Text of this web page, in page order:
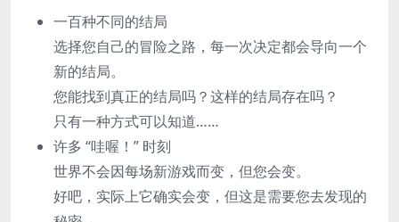
一百种不同的结局
选择您自己的冒险之路，每一次决定都会导向一个
新的结局。
您能找到真正的结局吗？这样的结局存在吗？
只有一种方式可以知道……
许多 “哇喔！” 时刻
世界不会因每场新游戏而变，但您会变。
好吧，实际上它确实会变，但这是需要您去发现的